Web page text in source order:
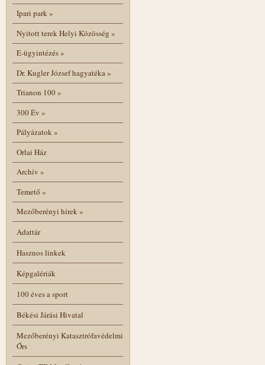
Ipari park»
Nyitott terek Helyi Közösség »
E-ügyintézés»
Dr. Kugler József hagyatéka»
Trianon 100»
300 Év »
Pályázatok»
Orlai Ház
Archív »
Temető»
Mezőberényi hírek»
Adattár
Hasznos linkek
Képgalériák
100 éves a sport
Békési Járási Hivatal
Mezőberényi Katasztrófavédelmi
Őrs